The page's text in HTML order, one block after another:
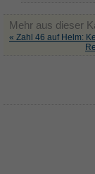
Mehr aus dieser
« Zahl 46 auf Helm: